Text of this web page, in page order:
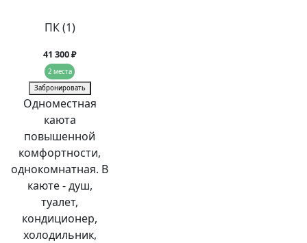
ПК (1)
41 300 ₽
2 места
Забронировать
Одноместная
каюта
повышенной
комфортности,
однокомнатная. В
каюте - душ,
туалет,
кондиционер,
холодильник,